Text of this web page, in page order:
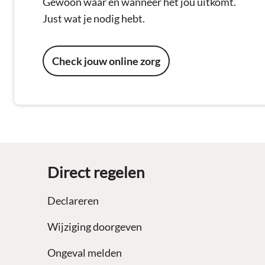
Just wat je nodig hebt.
Check jouw online zorg
Direct regelen
Declareren
Wijziging doorgeven
Ongeval melden